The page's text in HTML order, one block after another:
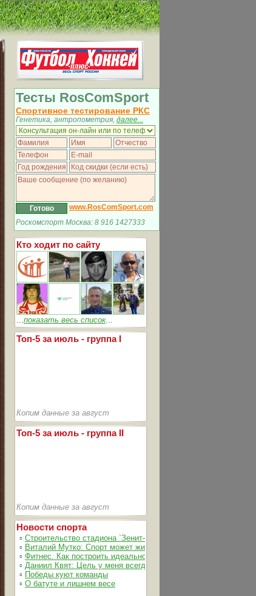
Тесты RosComSport
Спортивное тестирование РКС
Генетика, антропометрия, далее...
www.RosComSport.com
Роскомспорт Москва: 8 916 1427333
Кто ходит по сайту
...показать весь список...
Топ-5 за июль - группа I
Копим данные за август
Топ-5 за июль - группа II
Копим данные за август
Новости спорта
▫ Строительство стадиона `Зенит-Арена` идет согласно
▫ Виталий Мутко: Спорт может жить без допинга
▫ Фитнес. Как построить идеальное тело
▫ Даниил Квят: Цель у меня всегда одна – выжимать из себя
▫ Победы куют команды
▫ О батуте и лишнем весе